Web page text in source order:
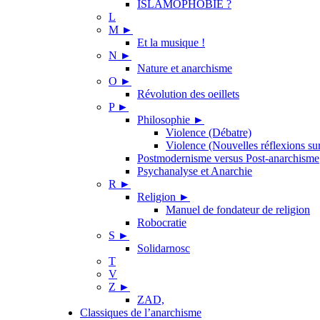
ISLAMOPHOBIE ?
L
M ►
Et la musique !
N ►
Nature et anarchisme
O ►
Révolution des oeillets
P ►
Philosophie ►
Violence (Débatre)
Violence (Nouvelles réflexions
Postmodernisme versus Post-anarchisme
Psychanalyse et Anarchie
R ►
Religion ►
Manuel de fondateur de religion
Robocratie
S ►
Solidarnosc
T
V
Z ►
ZAD,
Classiques de l’anarchisme